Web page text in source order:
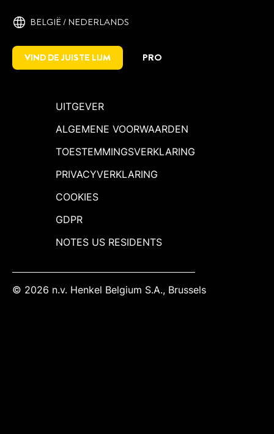
BELGIË / NEDERLANDS
VIND DE JUISTE LIJM PRO
UITGEVER
ALGEMENE VOORWAARDEN
TOESTEMMINGSVERKLARING
PRIVACYVERKLARING
COOKIES
GDPR
NOTES US RESIDENTS
© 2026 n.v. Henkel Belgium S.A., Brussels